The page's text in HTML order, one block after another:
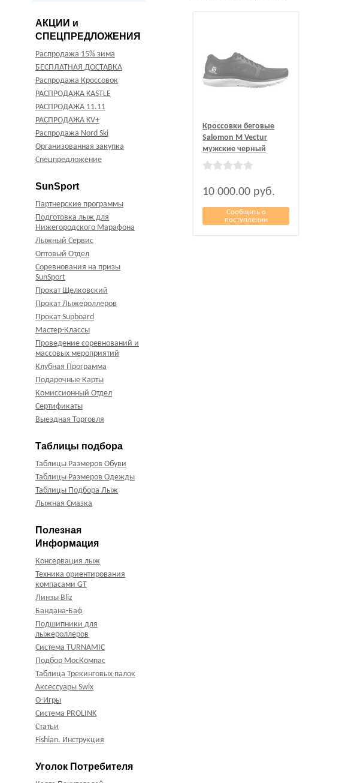
АКЦИИ и
СПЕЦПРЕДЛОЖЕНИЯ
Распродажа 15% зима
БЕСПЛАТНАЯ ДОСТАВКА
Распродажа Кроссовок
РАСПРОДАЖА KASTLE
РАСПРОДАЖА 11.11
РАСПРОДАЖА KV+
Распродажа Nord Ski
Организованная закупка
Спецпредложение
SunSport
Партнерские программы
Подготовка лыж для
Нижегородского Марафона
Лыжный Сервис
Оптовый Отдел
Соревнования на призы
SunSport
Прокат Щелковский
Прокат Лыжероллеров
Прокат Supboard
Мастер-Классы
Проведение соревнований и
массовых мероприятий
Клубная Программа
Подарочные Карты
Комиссионный Отдел
Сертификаты
Выездная Торговля
Таблицы подбора
Таблицы Размеров Обуви
Таблицы Размеров Одежды
Таблицы Подбора Лыж
Лыжная Смазка
Полезная
Информация
Консервация лыж
Техника ориентирования
компасами GT
Линзы Bliz
Бандана-Баф
Подшипники для
лыжероллеров
Система TURNAMIC
Подбор МосКомпас
Таблица Трекинговых палок
Аксессуары Swix
О-Игры
Система PROLINK
Статьи
Fishian. Инструкция
Уголок Потребителя
Кроссовки беговые
Salomon M Vectur
мужские черный
10 000.00 руб.
Сообщить о
поступлении